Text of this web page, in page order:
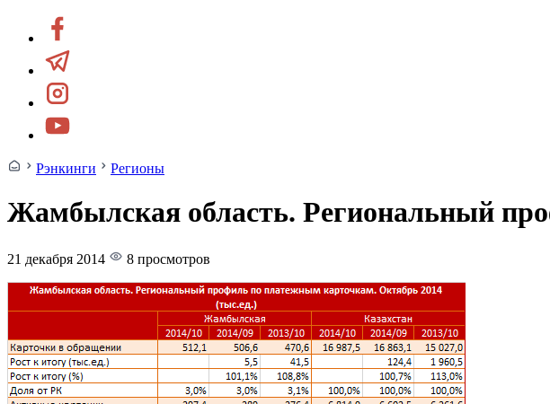
Рэнкинги Регионы
Жамбылская область. Региональный
21 декабря 2014 8 просмотров